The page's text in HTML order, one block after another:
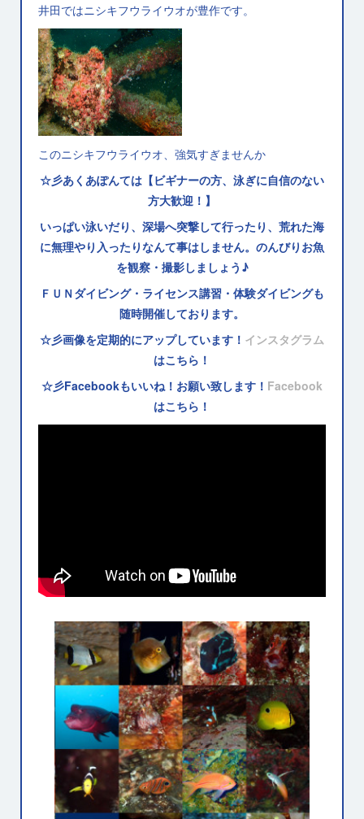
井田ではニシキフウライウオが豊作です。
このニシキフウライウオ、強気すぎませんか
☆彡あくあぽんては【ビギナーの方、泳ぎに自信のない
方大歓迎！】
いっぱい泳いだり、深場へ突撃して行ったり、荒れた海
に無理やり入ったりなんて事はしません。のんびりお魚
を観察・撮影しましょう♪
ＦＵＮダイビング・ライセンス講習・体験ダイビングも
随時開催しております。
☆彡画像を定期的にアップしています！ インスタグラム
はこちら！
☆彡Facebookもいいね！お願い致します！ Facebook
はこちら！